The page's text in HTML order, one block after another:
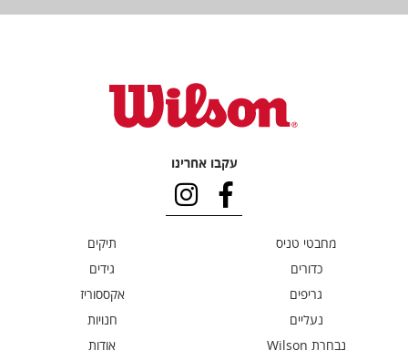
עקבו אחרינו
מחבטי טניס
תיקים
כדורים
גידים
גריפים
אקססוריז
נעליים
חנויות
נבחרת Wilson
אודות